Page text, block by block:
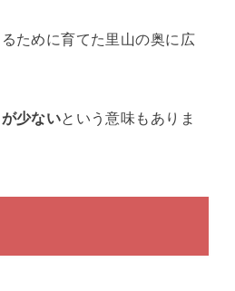
ために育てた里山の奥に広
少ないという意味もありま